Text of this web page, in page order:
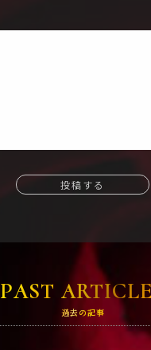
投稿する
PAST
過去の記事